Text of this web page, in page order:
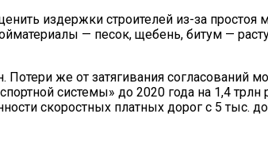
издержки строителей из-за
— песок, щебень, битум —
же от затягивания согласований
системы» до 2020 года на 1,4 трлн
скоростных платных дорог с 5 тыс.